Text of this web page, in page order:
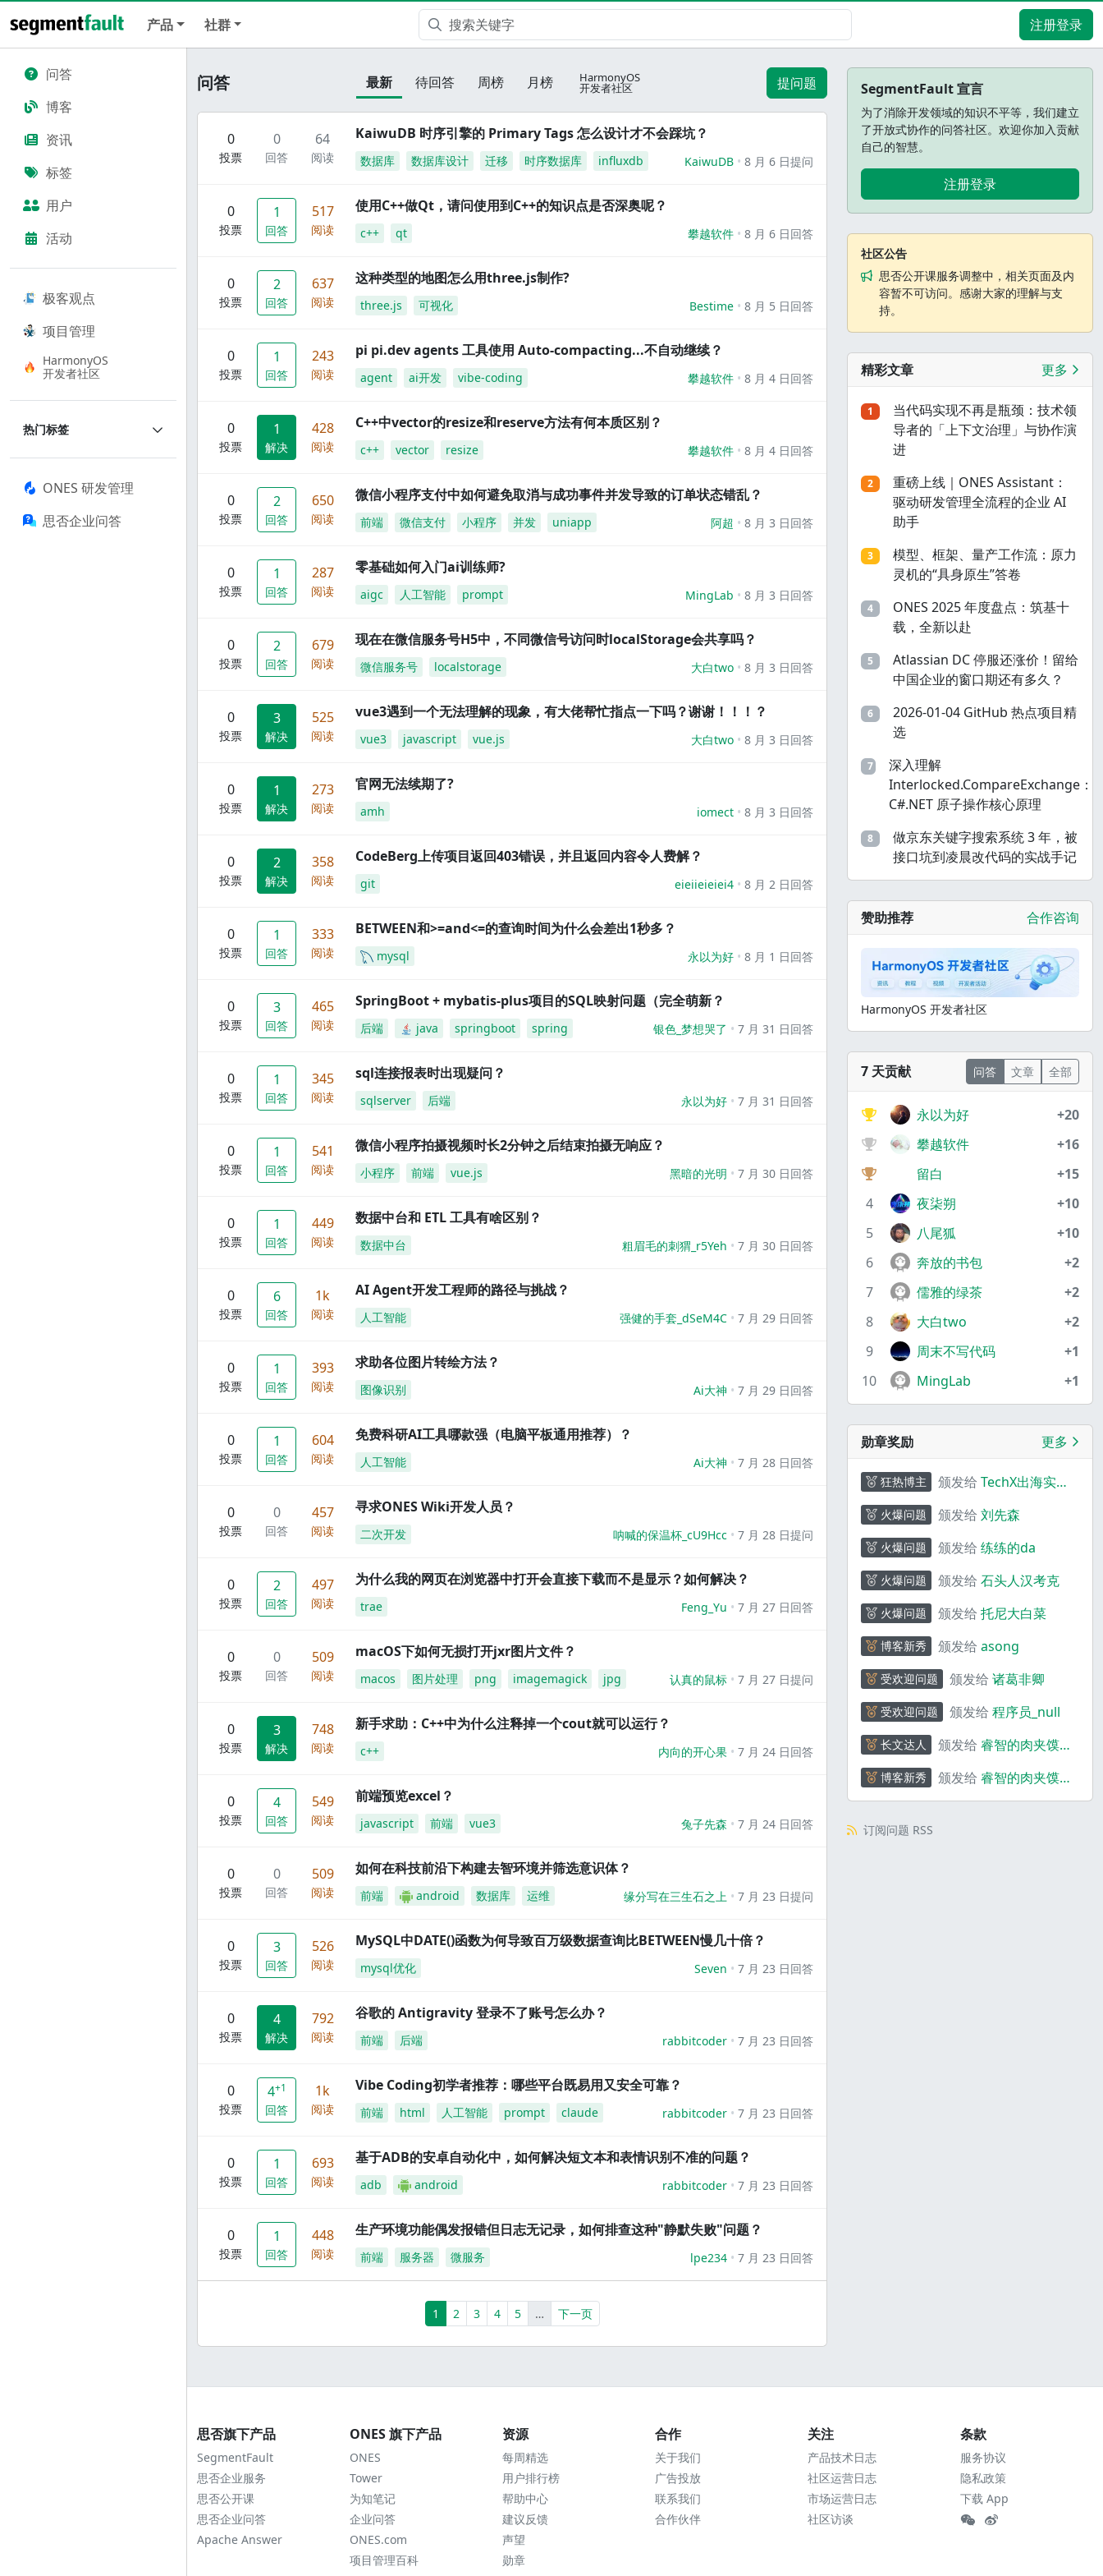
产品 社群 注册登录
问答
博客
资讯
标签
用户
活动
极客观点
项目管理
HarmonyOS
开发者社区
热门标签
ONES 研发管理
思否企业问答
问答 最新 待回答 周榜 月榜 HarmonyOS
开发者社区 提问题
0
投票
0
回答
64
阅读
KaiwuDB 时序引擎的 Primary Tags 怎么设计才不会踩坑？
数据库 数据库设计 迁移 时序数据库 influxdb KaiwuDB 8 月 6 日提问
0
投票
1
回答
517
阅读
使用C++做Qt，请问使用到C++的知识点是否深奥呢？
c++ qt 攀越软件 8 月 6 日回答
0
投票
2
回答
637
阅读
这种类型的地图怎么用three.js制作?
three.js 可视化 Bestime 8 月 5 日回答
0
投票
1
回答
243
阅读
pi pi.dev agents 工具使用 Auto-compacting...不自动继续？
agent ai开发 vibe-coding 攀越软件 8 月 4 日回答
0
投票
1
解决
428
阅读
C++中vector的resize和reserve方法有何本质区别？
c++ vector resize 攀越软件 8 月 4 日回答
0
投票
2
回答
650
阅读
微信小程序支付中如何避免取消与成功事件并发导致的订单状态错乱？
前端 微信支付 小程序 并发 uniapp 阿超 8 月 3 日回答
0
投票
1
回答
287
阅读
零基础如何入门ai训练师?
aigc 人工智能 prompt MingLab 8 月 3 日回答
0
投票
2
回答
679
阅读
现在在微信服务号H5中，不同微信号访问时localStorage会共享吗？
微信服务号 localstorage 大白two 8 月 3 日回答
0
投票
3
解决
525
阅读
vue3遇到一个无法理解的现象，有大佬帮忙指点一下吗？谢谢！！！？
vue3 javascript vue.js 大白two 8 月 3 日回答
0
投票
1
解决
273
阅读
官网无法续期了?
amh iomect 8 月 3 日回答
0
投票
2
解决
358
阅读
CodeBerg上传项目返回403错误，并且返回内容令人费解？
git eieiieieiei4 8 月 2 日回答
0
投票
1
回答
333
阅读
BETWEEN和>=and<=的查询时间为什么会差出1秒多？
mysql 永以为好 8 月 1 日回答
0
投票
3
回答
465
阅读
SpringBoot + mybatis-plus项目的SQL映射问题（完全萌新？
后端 java springboot spring 银色_梦想哭了 7 月 31 日回答
0
投票
1
回答
345
阅读
sql连接报表时出现疑问？
sqlserver 后端 永以为好 7 月 31 日回答
0
投票
1
回答
541
阅读
微信小程序拍摄视频时长2分钟之后结束拍摄无响应？
小程序 前端 vue.js 黑暗的光明 7 月 30 日回答
0
投票
1
回答
449
阅读
数据中台和 ETL 工具有啥区别？
数据中台 粗眉毛的刺猬_r5Yeh 7 月 30 日回答
0
投票
6
回答
1k
阅读
AI Agent开发工程师的路径与挑战？
人工智能 强健的手套_dSeM4C 7 月 29 日回答
0
投票
1
回答
393
阅读
求助各位图片转绘方法？
图像识别 Ai大神 7 月 29 日回答
0
投票
1
回答
604
阅读
免费科研AI工具哪款强（电脑平板通用推荐）？
人工智能 Ai大神 7 月 28 日回答
0
投票
0
回答
457
阅读
寻求ONES Wiki开发人员？
二次开发 呐喊的保温杯_cU9Hcc 7 月 28 日提问
0
投票
2
回答
497
阅读
为什么我的网页在浏览器中打开会直接下载而不是显示？如何解决？
trae Feng_Yu 7 月 27 日回答
0
投票
0
回答
509
阅读
macOS下如何无损打开jxr图片文件？
macos 图片处理 png imagemagick jpg 认真的鼠标 7 月 27 日提问
0
投票
3
解决
748
阅读
新手求助：C++中为什么注释掉一个cout就可以运行？
c++ 内向的开心果 7 月 24 日回答
0
投票
4
回答
549
阅读
前端预览excel？
javascript 前端 vue3 兔子先森 7 月 24 日回答
0
投票
0
回答
509
阅读
如何在科技前沿下构建去智环境并筛选意识体？
前端 android 数据库 运维 缘分写在三生石之上 7 月 23 日提问
0
投票
3
回答
526
阅读
MySQL中DATE()函数为何导致百万级数据查询比BETWEEN慢几十倍？
mysql优化 Seven 7 月 23 日回答
0
投票
4
解决
792
阅读
谷歌的 Antigravity 登录不了账号怎么办？
前端 后端 rabbitcoder 7 月 23 日回答
0
投票
4+1
回答
1k
阅读
Vibe Coding初学者推荐：哪些平台既易用又安全可靠？
前端 html 人工智能 prompt claude rabbitcoder 7 月 23 日回答
0
投票
1
回答
693
阅读
基于ADB的安卓自动化中，如何解决短文本和表情识别不准的问题？
adb android rabbitcoder 7 月 23 日回答
0
投票
1
回答
448
阅读
生产环境功能偶发报错但日志无记录，如何排查这种"静默失败"问题？
前端 服务器 微服务 lpe234 7 月 23 日回答
1 (current)
2 3 4 5 …More下一页
SegmentFault 宣言
为了消除开发领域的知识不平等，我们建立
了开放式协作的问答社区。欢迎你加入贡献
自己的智慧。
注册登录
社区公告
思否公开课服务调整中，相关页面及内
容暂不可访问。感谢大家的理解与支
持。
精彩文章 更多
1
当代码实现不再是瓶颈：技术领
导者的「上下文治理」与协作演
进
2
重磅上线｜ONES Assistant：
驱动研发管理全流程的企业 AI
助手
3
模型、框架、量产工作流：原力
灵机的“具身原生”答卷
4
ONES 2025 年度盘点：筑基十
载，全新以赴
5
Atlassian DC 停服还涨价！留给
中国企业的窗口期还有多久？
6
2026-01-04 GitHub 热点项目精
选
7
深入理解
Interlocked.CompareExchange：
C#.NET 原子操作核心原理
8
做京东关键字搜索系统 3 年，被
接口坑到凌晨改代码的实战手记
赞助推荐 合作咨询
HarmonyOS 开发者社区
7 天贡献 问答 文章 全部
永以为好
+20
攀越软件
+16
留白
+15
4
夜柒朔
+10
5
八尾狐
+10
6
奔放的书包
+2
7
儒雅的绿茶
+2
8
大白two
+2
9
周末不写代码
+1
10
MingLab +1
勋章奖励 更多
狂热博主 颁发给 TechX出海实验
火爆问题 颁发给 刘先森
火爆问题 颁发给 练练的da
火爆问题 颁发给 石头人汉考克
火爆问题 颁发给 托尼大白菜
博客新秀 颁发给 asong
受欢迎问题 颁发给 诸葛非卿
受欢迎问题 颁发给 程序员_null
长文达人 颁发给 睿智的肉夹馍
博客新秀 颁发给 睿智的肉夹馍
_rf3Zr
订阅问题 RSS
思否旗下产品
SegmentFault
思否企业服务
思否公开课
思否企业问答
Apache Answer
ONES 旗下产品
ONES
Tower
为知笔记
企业问答
ONES.com
项目管理百科
资源
每周精选
用户排行榜
帮助中心
建议反馈
声望
勋章
合作
关于我们
广告投放
联系我们
合作伙伴
关注
产品技术日志
社区运营日志
市场运营日志
社区访谈
条款
服务协议
隐私政策
下载 App